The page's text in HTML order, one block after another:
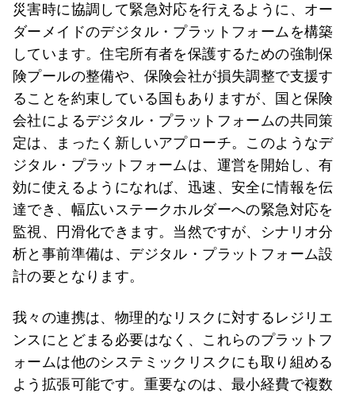
災害時に協調して緊急対応を行えるように、オー
ダーメイドのデジタル・プラットフォームを構築
しています。住宅所有者を保護するための強制保
険プールの整備や、保険会社が損失調整で支援す
ることを約束している国もありますが、国と保険
会社によるデジタル・プラットフォームの共同策
定は、まったく新しいアプローチ。このようなデ
ジタル・プラットフォームは、運営を開始し、有
効に使えるようになれば、迅速、安全に情報を伝
達でき、幅広いステークホルダーへの緊急対応を
監視、円滑化できます。当然ですが、シナリオ分
析と事前準備は、デジタル・プラットフォーム設
計の要となります。
我々の連携は、物理的なリスクに対するレジリエ
ンスにとどまる必要はなく、これらのプラットフ
ォームは他のシステミックリスクにも取り組める
よう拡張可能です。重要なのは、最小経費で複数